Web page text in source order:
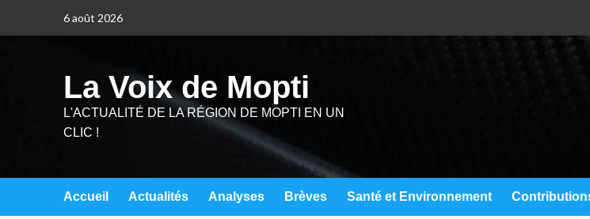
6 août 2026
La Voix de Mopti
L'ACTUALITÉ DE LA RÉGION DE MOPTI EN UN
CLIC !
Accueil Actualités Analyses Brèves Santé et Environnement